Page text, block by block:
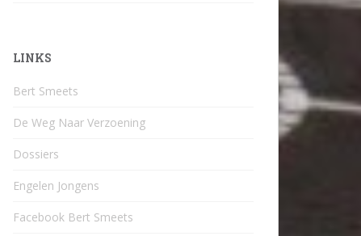
LINKS
Bert Smeets
De Weg Naar Verzoening
Dossiers
Engelen Jongens
Facebook Bert Smeets